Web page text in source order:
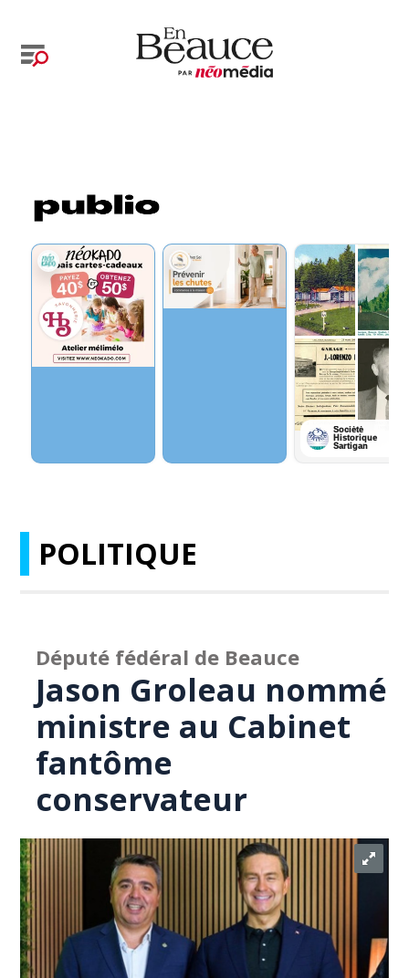
POLITIQUE
Député fédéral de Beauce
Jason Groleau nommé
ministre au Cabinet
fantôme
conservateur